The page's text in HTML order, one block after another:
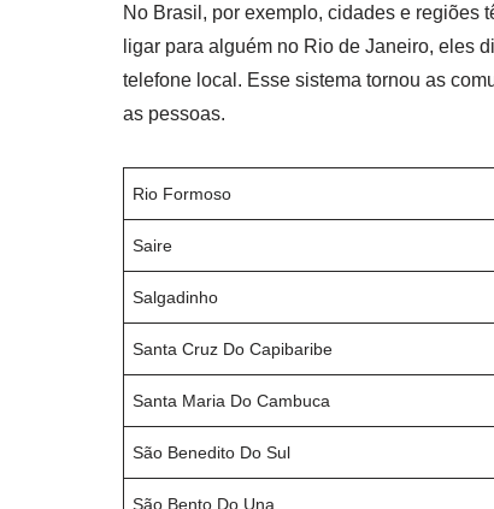
No Brasil, por exemplo, cidades e regiões
ligar para alguém no Rio de Janeiro, eles
telefone local. Esse sistema tornou as
as pessoas.
Rio Formoso
Saire
Salgadinho
Santa Cruz Do Capibaribe
Santa Maria Do Cambuca
São Benedito Do Sul
São Bento Do Una